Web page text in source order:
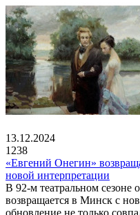
13.12.2024
1238
«Евгений Онегин»
новой интерпретации
В 92-м театральном сезоне
возвращается в Минск с
обновление не только